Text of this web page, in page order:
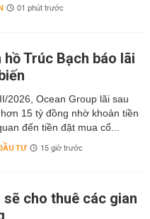
01 phút trước
Trúc Bạch báo lãi
2026, Ocean Group lãi sau
15 tỷ đồng nhờ khoản tiền
đến tiền đặt mua cổ...
TƯ 15 giờ trước
sẽ cho thuê các gian